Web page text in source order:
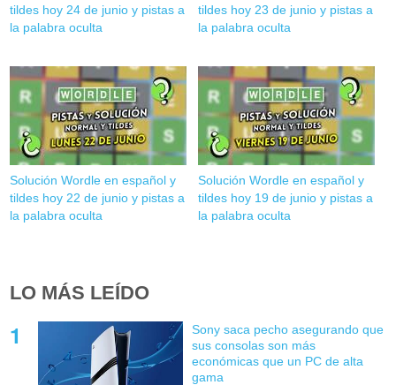
tildes hoy 24 de junio y pistas a
la palabra oculta
tildes hoy 23 de junio y pistas a
la palabra oculta
Solución Wordle en español y
tildes hoy 22 de junio y pistas a
la palabra oculta
Solución Wordle en español y
tildes hoy 19 de junio y pistas a
la palabra oculta
LO MÁS LEÍDO
Sony saca pecho asegurando que
sus consolas son más
económicas que un PC de alta
gama